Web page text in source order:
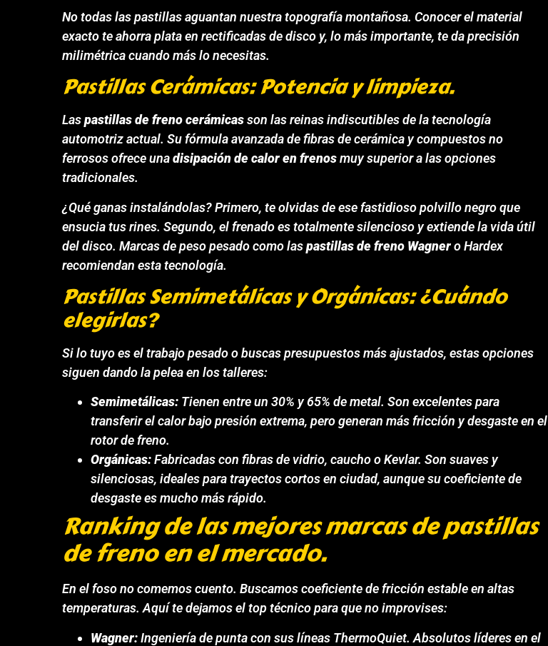
No todas las pastillas aguantan nuestra topografía montañosa. Conocer el material
exacto te ahorra plata en rectificadas de disco y, lo más importante, te da precisión
milimétrica cuando más lo necesitas.
Pastillas Cerámicas: Potencia y limpieza.
Laspastillas de freno cerámicasson las reinas indiscutibles de la tecnología
automotriz actual. Su fórmula avanzada de fibras de cerámica y compuestos no
ferrosos ofrece unadisipación de calor en frenosmuy superior a las opciones
tradicionales.
¿Qué ganas instalándolas? Primero, te olvidas de ese fastidioso polvillo negro que
ensucia tus rines. Segundo, el frenado es totalmente silencioso y extiende la vida útil
del disco. Marcas de peso pesado como laspastillas de freno Wagnero Hardex
recomiendan esta tecnología.
Pastillas Semimetálicas y Orgánicas: ¿Cuándo
elegirlas?
Si lo tuyo es el trabajo pesado o buscas presupuestos más ajustados, estas opciones
siguen dando la pelea en los talleres:
Semimetálicas: Tienen entre un 30% y 65% de metal. Son excelentes para
transferir el calor bajo presión extrema, pero generan más fricción y desgaste en el
rotor de freno.
Orgánicas:Fabricadas con fibras de vidrio, caucho o Kevlar. Son suaves y
silenciosas, ideales para trayectos cortos en ciudad, aunque su coeficiente de
desgaste es mucho más rápido.
Ranking de las mejores marcas de pastillas
de freno en el mercado.
En el foso no comemos cuento. Buscamos coeficiente de fricción estable en altas
temperaturas. Aquí te dejamos el top técnico para que no improvises:
Wagner:Ingeniería de punta con sus líneas ThermoQuiet. Absolutos líderes en el